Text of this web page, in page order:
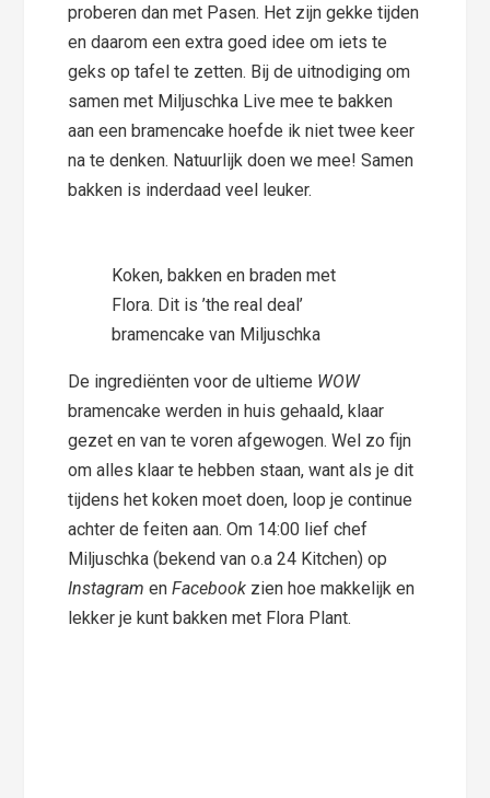
proberen dan met Pasen. Het zijn gekke tijden
en daarom een extra goed idee om iets te
geks op tafel te zetten. Bij de uitnodiging om
samen met Miljuschka Live mee te bakken
aan een bramencake hoefde ik niet twee keer
na te denken. Natuurlijk doen we mee! Samen
bakken is inderdaad veel leuker.
Koken, bakken en braden met
Flora. Dit is ’the real deal’
bramencake van Miljuschka
De ingrediënten voor de ultieme WOW
bramencake werden in huis gehaald, klaar
gezet en van te voren afgewogen. Wel zo fijn
om alles klaar te hebben staan, want als je dit
tijdens het koken moet doen, loop je continue
achter de feiten aan. Om 14:00 lief chef
Miljuschka (bekend van o.a 24 Kitchen) op
Instagram enFacebook zien hoe makkelijk en
lekker je kunt bakken met Flora Plant.